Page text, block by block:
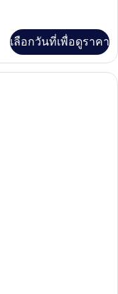
เลือกวันที่เพื่อดูราคา